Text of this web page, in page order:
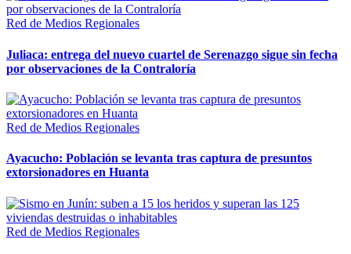
Red de Medios Regionales
Juliaca: entrega del nuevo cuartel de Serenazgo sigue sin fecha
por observaciones de la Contraloría
Red de Medios Regionales
Ayacucho: Población se levanta tras captura de presuntos
extorsionadores en Huanta
Red de Medios Regionales